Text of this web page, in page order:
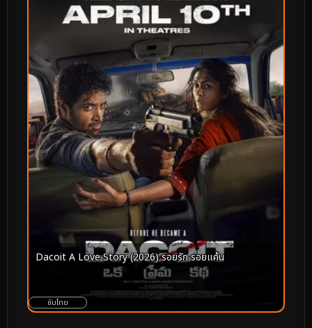
Dacoit A Love Story (2026) รอยรัก รอยแค้น
ซับไทย